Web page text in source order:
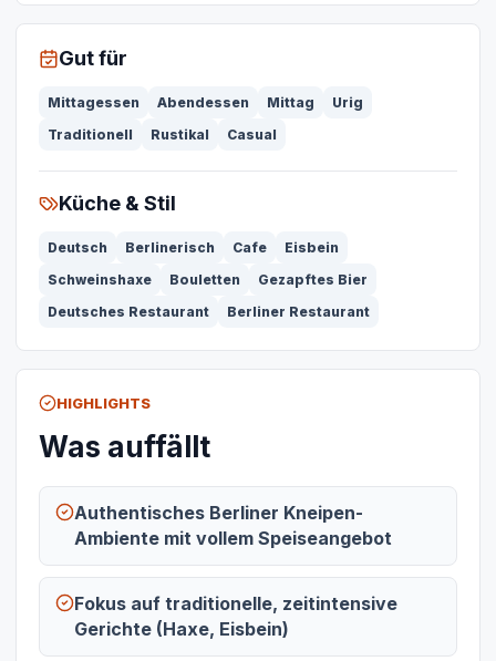
Gut für
Mittagessen Abendessen Mittag
Urig
Traditionell
Rustikal Casual
Küche & Stil
Deutsch Berlinerisch Cafe
Eisbein
Schweinshaxe
Bouletten
Gezapftes Bier
Deutsches Restaurant
Berliner Restaurant
HIGHLIGHTS
Was auffällt
Authentisches Berliner Kneipen-
Ambiente mit vollem Speiseangebot
Fokus auf traditionelle, zeitintensive
Gerichte (Haxe, Eisbein)